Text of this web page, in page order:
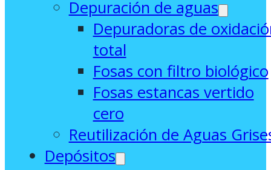
Depuración de aguas
Depuradoras de
total
Fosas con filtro biológico
Fosas estancas vertido
cero
Reutilización de Aguas
Depósitos